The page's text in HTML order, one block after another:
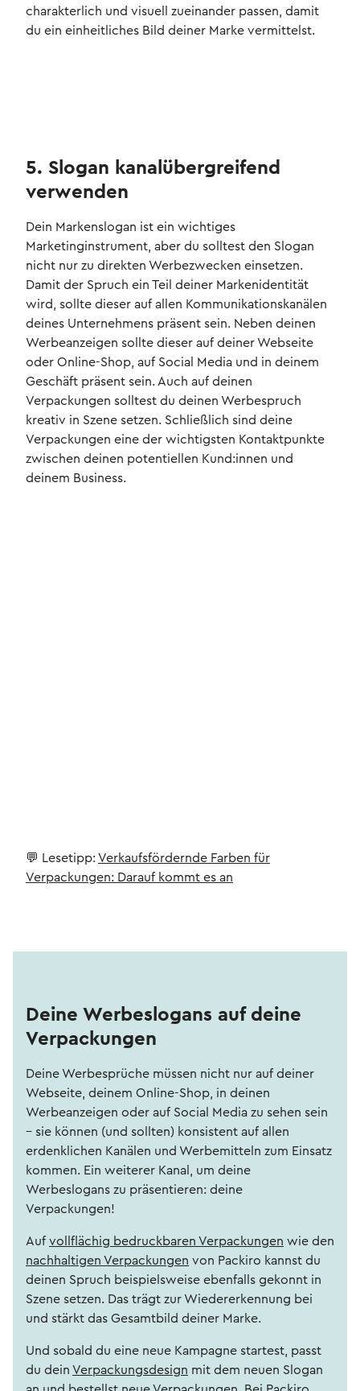
charakterlich und visuell zueinander passen, damit
du ein einheitliches Bild deiner Marke vermittelst.
5. Slogan kanalübergreifend
verwenden
Dein Markenslogan ist ein wichtiges
Marketinginstrument, aber du solltest den Slogan
nicht nur zu direkten Werbezwecken einsetzen.
Damit der Spruch ein Teil deiner Markenidentität
wird, sollte dieser auf allen Kommunikationskanälen
deines Unternehmens präsent sein. Neben deinen
Werbeanzeigen sollte dieser auf deiner Webseite
oder Online-Shop, auf Social Media und in deinem
Geschäft präsent sein. Auch auf deinen
Verpackungen solltest du deinen Werbespruch
kreativ in Szene setzen. Schließlich sind deine
Verpackungen eine der wichtigsten Kontaktpunkte
zwischen deinen potentiellen Kund:innen und
deinem Business.
💬 Lesetipp: Verkaufsfördernde Farben für
Verpackungen: Darauf kommt es an
Deine Werbeslogans auf deine
Verpackungen
Deine Werbesprüche müssen nicht nur auf deiner
Webseite, deinem Online-Shop, in deinen
Werbeanzeigen oder auf Social Media zu sehen sein
– sie können (und sollten) konsistent auf allen
erdenklichen Kanälen und Werbemitteln zum Einsatz
kommen. Ein weiterer Kanal, um deine
Werbeslogans zu präsentieren: deine
Verpackungen!
Auf vollflächig bedruckbaren Verpackungen wie den
nachhaltigen Verpackungen von Packiro kannst du
deinen Spruch beispielsweise ebenfalls gekonnt in
Szene setzen. Das trägt zur Wiedererkennung bei
und stärkt das Gesamtbild deiner Marke.
Und sobald du eine neue Kampagne startest, passt
du dein Verpackungsdesign mit dem neuen Slogan